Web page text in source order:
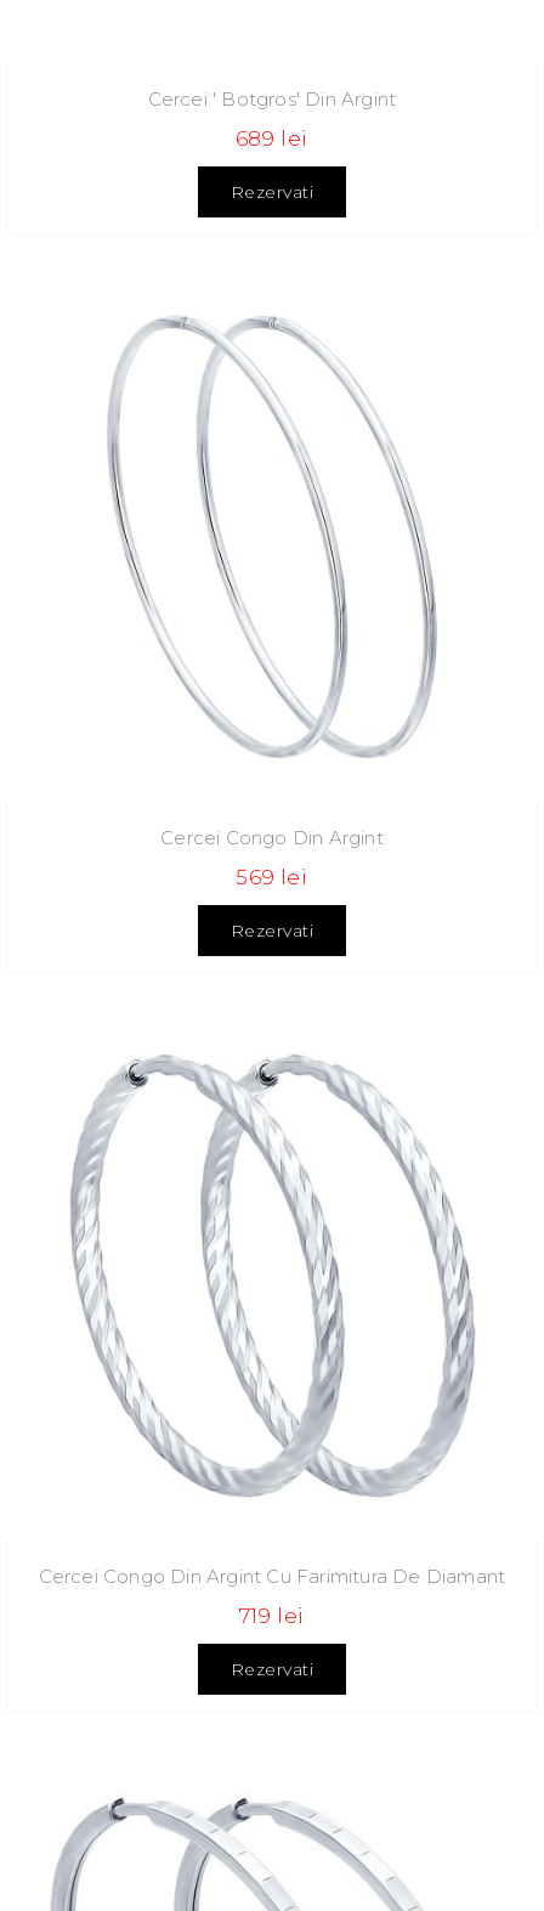
Cercei ' Botgros' Din Argint
689 lei
Rezervati
Cercei Congo Din Argint
569 lei
Rezervati
Cercei Congo Din Argint Cu Farimitura De Diamant
719 lei
Rezervati